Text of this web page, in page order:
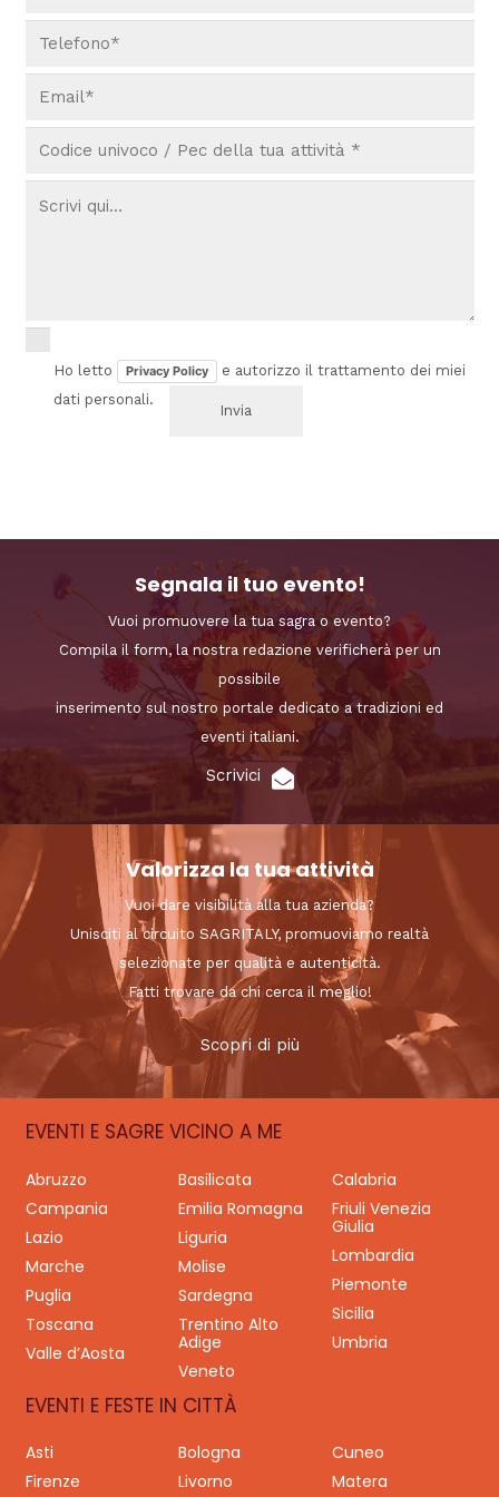
Ho letto Privacy Policy
e autorizzo il trattamento dei miei
dati personali.
Segnala il tuo evento!
Vuoi promuovere la tua sagra o evento?
Compila il form, la nostra redazione verificherà per un
possibile
inserimento sul nostro portale dedicato a tradizioni ed
eventi italiani.
Scrivici
Valorizza la tua attività
Vuoi dare visibilità alla tua azienda?
Unisciti al circuito SAGRITALY, promuoviamo realtà
selezionate per qualità e autenticità.
Fatti trovare da chi cerca il meglio!
Scopri di più
EVENTI E SAGRE VICINO A ME
Abruzzo Basilicata
Calabria
Campania
Emilia Romagna
Friuli Venezia
Giulia
Lazio
Liguria
Lombardia
Marche
Molise
Piemonte
Puglia
Sardegna
Sicilia
Toscana
Trentino Alto
Adige
Umbria
Valle d’Aosta
Veneto
EVENTI E FESTE IN CITTÀ
Asti Bologna
Cuneo
Firenze
Livorno
Matera